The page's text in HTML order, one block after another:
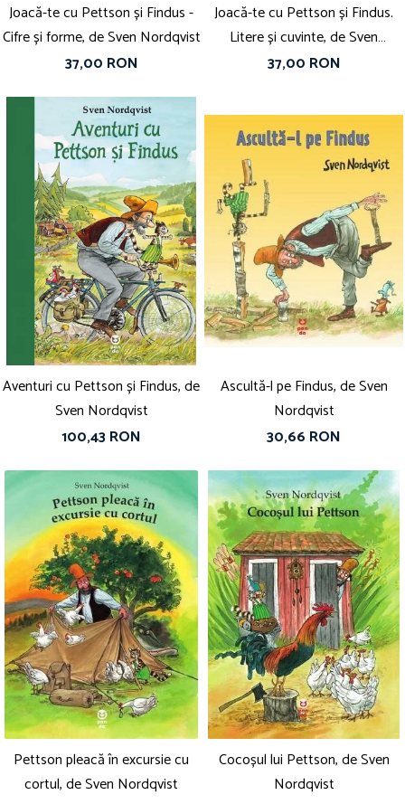
Joacă-te cu Pettson și Findus -
Cifre și forme, de Sven Nordqvist
37,00 RON
Joacă-te cu Pettson și Findus.
Litere și cuvinte, de Sven
Nordqvist
37,00 RON
Aventuri cu Pettson și Findus, de
Sven Nordqvist
100,43 RON
Ascultă-l pe Findus, de Sven
Nordqvist
30,66 RON
Pettson pleacă în excursie cu
cortul, de Sven Nordqvist
Cocoșul lui Pettson, de Sven
Nordqvist